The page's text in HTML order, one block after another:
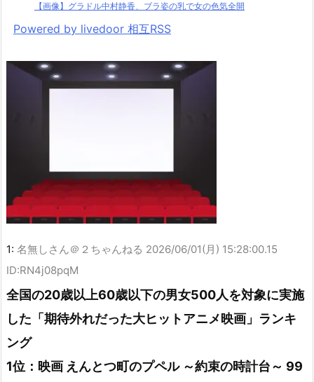
【画像】グラドル中村静香、ブラ姿の乳で女の色気全開
Powered by livedoor 相互RSS
1: 名無しさん＠２ちゃんねる 2026/06/01(月) 15:28:00.15
ID:RN4j08pqM
全国の20歳以上60歳以下の男女500人を対象に実施
した「期待外れだった大ヒットアニメ映画」ランキ
ング
1位：映画 えんとつ町のプペル ～約束の時計台～ 99